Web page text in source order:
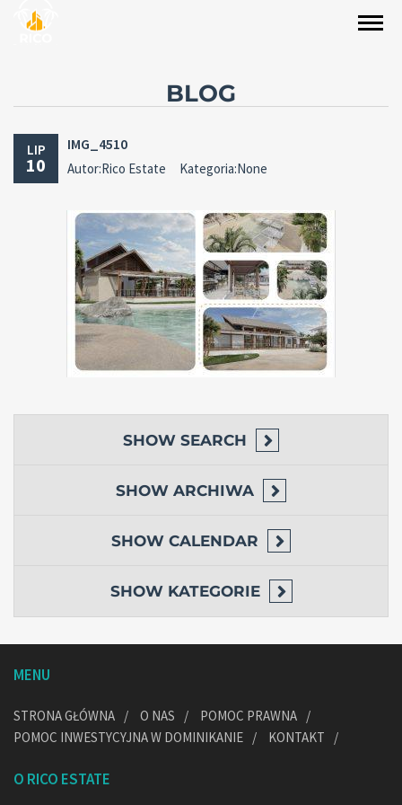
BLOG
LIP
10
IMG_4510
Autor:Rico Estate Kategoria:None
SHOW SEARCH
SHOW ARCHIWA
SHOW CALENDAR
SHOW KATEGORIE
MENU
STRONA GŁÓWNA O NAS
POMOC PRAWNA
POMOC INWESTYCYJNA W DOMINIKANIE
KONTAKT
O RICO ESTATE